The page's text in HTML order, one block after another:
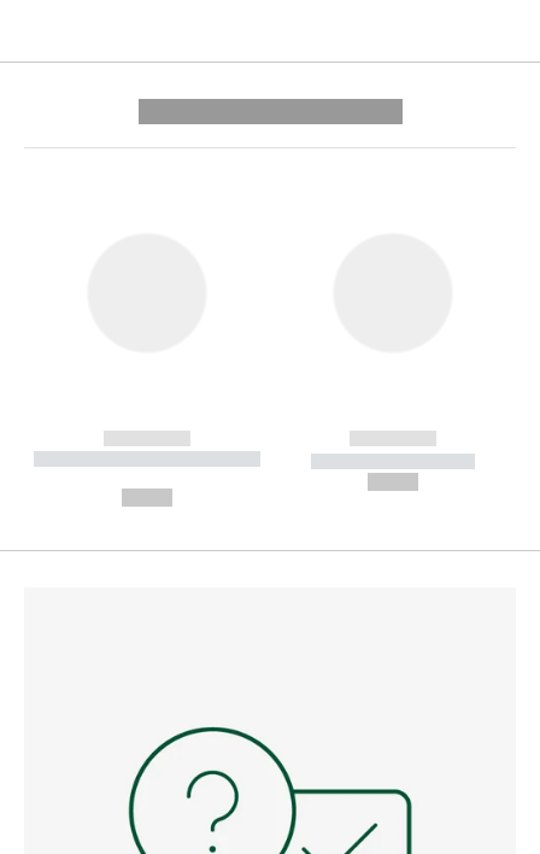
------------
----------- ----------- --------
------------
----------- -----------